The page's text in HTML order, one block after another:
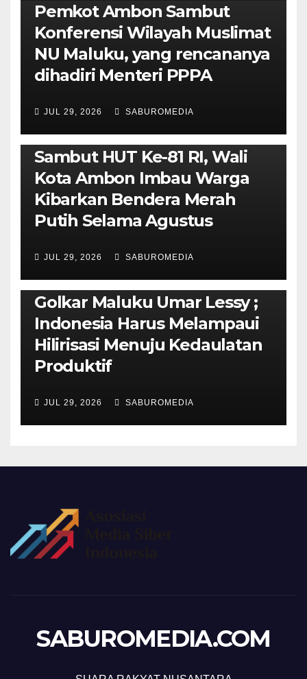
Pemkot Ambon Sambut
Konferensi Wilayah Muslimat
NU Maluku, yang rencananya
dihadiri Menteri PPPA
JUL 29, 2026 SABUROMEDIA
AMBON METRO POLITIK & PEMERINTAHAN
Sambut HUT Ke-81 RI, Wali
Kota Ambon Imbau Warga
Kibarkan Bendera Merah
Putih Selama Agustus
JUL 29, 2026 SABUROMEDIA
PENDIDIKAN & OLAHRAGA THE MOLUCCAS
Isi Materi LK-III HMI, Ketua
Golkar Maluku Umar Lessy ;
Indonesia Harus Melampaui
Hilirisasi Menuju Kedaulatan
Produktif
JUL 29, 2026 SABUROMEDIA
SABUROMEDIA.COM